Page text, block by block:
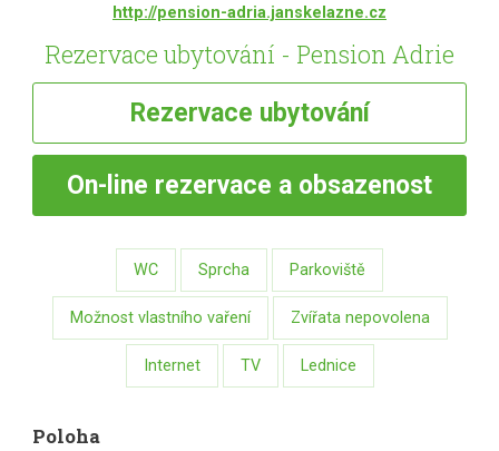
http://pension-adria.janskelazne.cz
Rezervace ubytování - Pension Adrie
Rezervace ubytování
On-line rezervace a obsazenost
WC Sprcha Parkoviště
Možnost vlastního vaření Zvířata nepovolena
Internet TV Lednice
Poloha